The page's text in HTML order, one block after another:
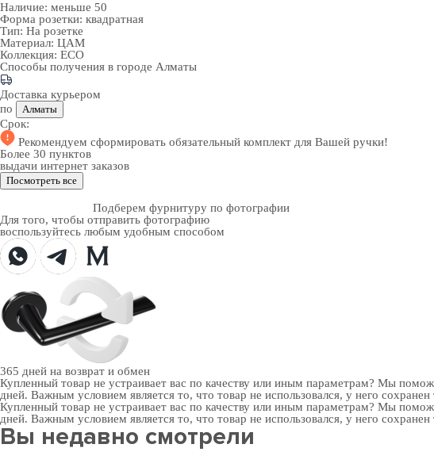
Наличие: меньше 50
Форма розетки: квадратная
Тип: На розетке
Материал: ЦАМ
Коллекция: ECO
Способы получения в городе Алматы
Доставка курьером
по
Алматы
Срок:
Рекомендуем сформировать обязательный комплект для Вашей ручки!
Более 30 пунктов
выдачи интернет заказов
Посмотреть все
Подберем фурнитуру по фотографии
Для того, чтобы отправить фотографию
воспользуйтесь любым удобным способом
365 дней на возврат и обмен
Купленный товар не устраивает вас по качеству или иным параметрам? Мы
дней. Важным условием является то, что товар не использовался, у него
Купленный товар не устраивает вас по качеству или иным параметрам? Мы
дней. Важным условием является то, что товар не использовался, у него
Вы недавно смотрели